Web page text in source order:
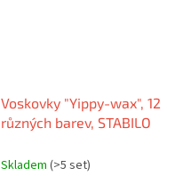
Voskovky "Yippy-wax", 12
různých barev, STABILO
Skladem (>5 set)